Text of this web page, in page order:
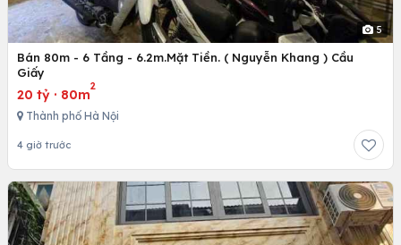
5
Bán 80m - 6 Tầng - 6.2m.Mặt Tiền. ( Nguyễn Khang ) Cầu
Giấy
20 tỷ · 80m
2
Thành phố Hà Nội
4 giờ trước